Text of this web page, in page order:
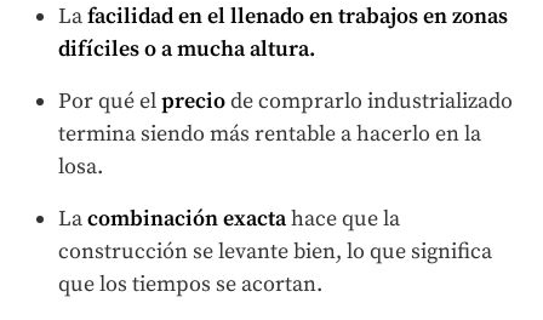
Lafacilidad en el llenado en trabajos en zonas
difíciles o a mucha altura.
Por qué elpreciode comprarlo industrializado
termina siendo más rentable a hacerlo en la
losa.
Lacombinación exactahace que la
construcción se levante bien, lo que significa
que los tiempos se acortan.